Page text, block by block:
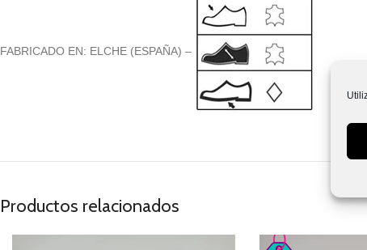
FABRICADO EN: ELCHE (ESPAÑA) –
Productos relacionados